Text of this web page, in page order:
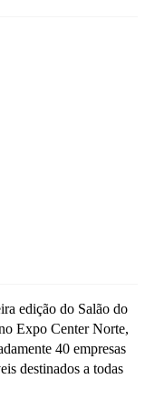
edição do Salão do
Expo Center Norte,
40 empresas
destinados a todas